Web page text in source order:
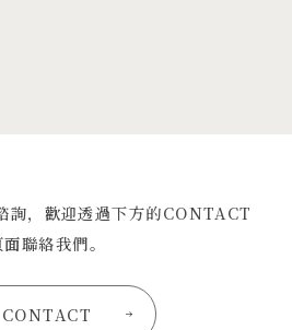
詢，歡迎透過下方的CONTACT
面聯絡我們。
CONTACT